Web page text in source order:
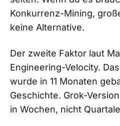
Konkurrenz-Mining,
keine Alternative.
Der zweite Faktor laut
Engineering-Velocity.
wurde in 11 Monaten
Geschichte. Grok-
in Wochen, nicht